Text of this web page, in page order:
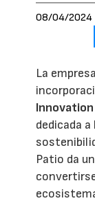
08/04/2024
La
dedicada
Patio da